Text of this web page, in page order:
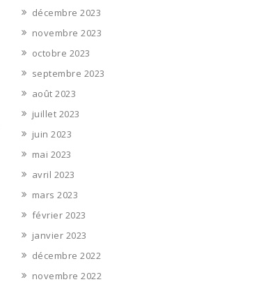
décembre 2023
novembre 2023
octobre 2023
septembre 2023
août 2023
juillet 2023
juin 2023
mai 2023
avril 2023
mars 2023
février 2023
janvier 2023
décembre 2022
novembre 2022